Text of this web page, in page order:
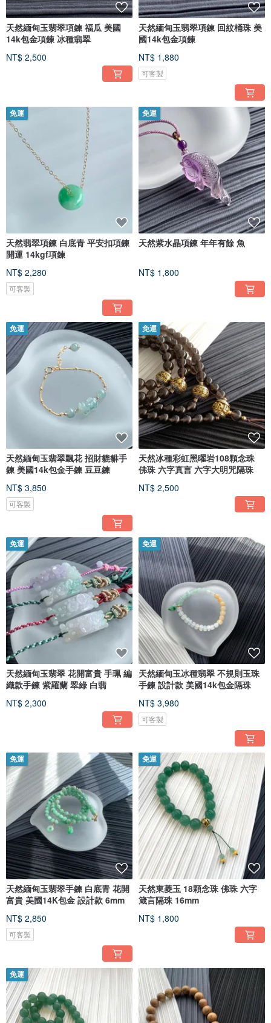
天然緬甸玉翡翠項鍊 福瓜 美國
14k包金項鍊 冰種翡翠
NT$ 2,500
天然緬甸玉翡翠項鍊 回紋桶珠 美
國14k包金項鍊
NT$ 1,880
可客製
免運
天然翡翠項鍊 白底青 平安扣項鍊
開運 14kgf項鍊
NT$ 2,280
可客製
免運
天然紫水晶項鍊 年年有餘 魚
NT$ 1,800
免運
天然緬甸玉翡翠飄花 招財貔貅手
鍊 美國14k包金手鍊 豆豆鍊
NT$ 3,850
可客製
免運
天然冰種彩虹黑曜岩108顆念珠
佛珠 六字真言 六字大明咒隔珠
NT$ 2,500
免運
天然緬甸玉翡翠 花開富貴 手珮 編
織款手鍊 紫羅蘭 翠綠 白翡
NT$ 2,300
免運
天然緬甸玉冰種翡翠 不規則玉珠
手鍊 設計款 美國14k包金隔珠
NT$ 3,980
可客製
免運
天然緬甸玉翡翠手鍊 白底青 花開
富貴 美國14K包金 設計款 6mm
NT$ 2,850
可客製
免運
天然東菱玉 18顆念珠 佛珠 六字
箴言隔珠 16mm
NT$ 1,800
免運